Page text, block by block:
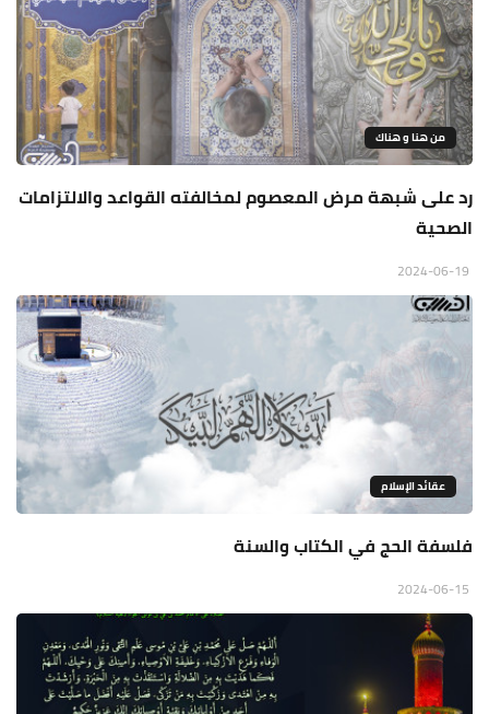
من هنا و هناك
رد على شبهة مرض المعصوم لمخالفته القواعد والالتزامات
الصحية
عقائد الإسلام
فلسفة الحج في الكتاب والسنة